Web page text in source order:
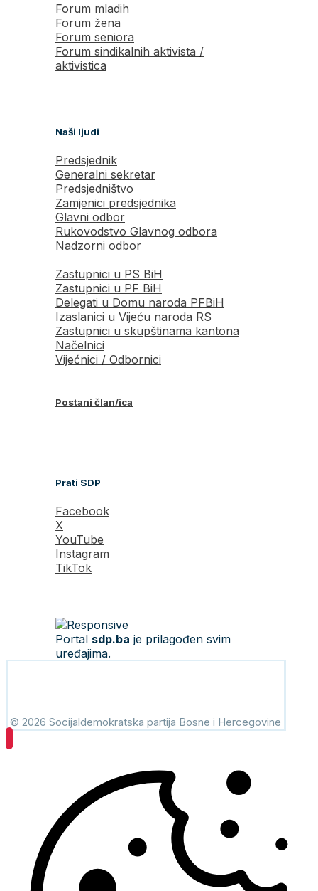
Forum mladih
Forum žena
Forum seniora
Forum sindikalnih aktivista /
aktivistica
Naši ljudi
Predsjednik
Generalni sekretar
Predsjedništvo
Zamjenici predsjednika
Glavni odbor
Rukovodstvo Glavnog odbora
Nadzorni odbor
Zastupnici u PS BiH
Zastupnici u PF BiH
Delegati u Domu naroda PFBiH
Izaslanici u Vijeću naroda RS
Zastupnici u skupštinama kantona
Načelnici
Vijećnici / Odbornici
Postani član/ica
Prati SDP
Facebook
X
YouTube
Instagram
TikTok
Portal sdp.ba je prilagođen svim
uređajima.
© 2026 Socijaldemokratska partija Bosne i Hercegovine